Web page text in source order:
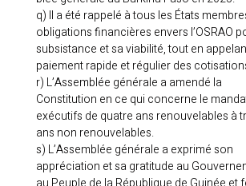
q) Il a été rappelé à tous les États
obligations financières envers l’OSRAO
subsistance et sa viabilité, tout en
paiement rapide et régulier des
r) L’Assemblée générale a amendé la
Constitution en ce qui concerne le
exécutifs de quatre ans renouvelables à
ans non renouvelables.
s) L’Assemblée générale a exprimé son
appréciation et sa gratitude au